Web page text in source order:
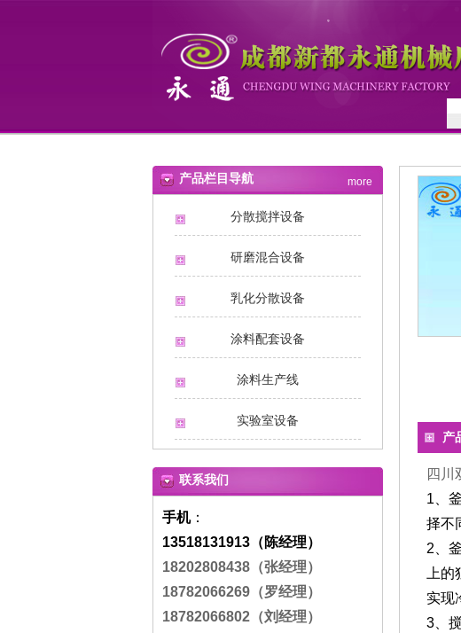
产
四川
1、
择不
2、
上
实现
3、
产品栏目导航
分散搅拌设备
研磨混合设备
乳化分散设备
涂料配套设备
涂料生产线
实验室设备
more
联系我们
手机：
13518131913（陈经理）
18202808438 （张经理）
18782066269（罗经理）
18782066802（刘经理）